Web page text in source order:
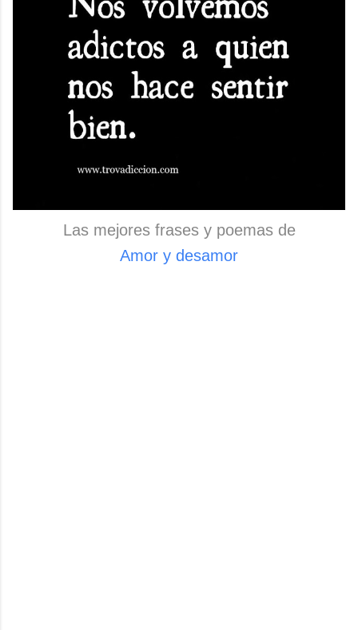
Las mejores frases y poemas de
Amor y desamor